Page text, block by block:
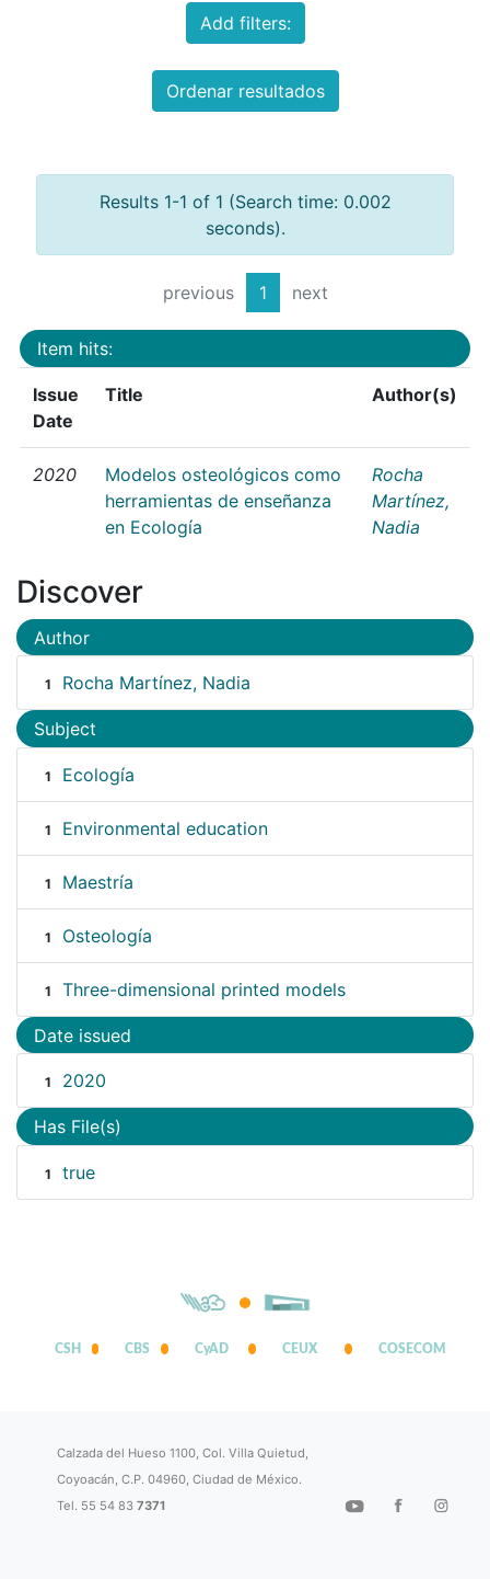
Add filters:
Ordenar resultados
Results 1-1 of 1 (Search time: 0.002
seconds).
previous 1 next
Item hits:
Issue
Date
Title Author(s)
2020
Modelos osteológicos como
herramientas de enseñanza
en Ecología
Rocha
Martínez,
Nadia
Discover
Author
1 Rocha Martínez, Nadia
Subject
1 Ecología
1 Environmental education
1 Maestría
1 Osteología
1 Three-dimensional printed models
Date issued
1 2020
Has File(s)
1 true
CSH CBS CyAD CEUX COSECOM
Calzada del Hueso 1100, Col. Villa Quietud,
Coyoacán, C.P. 04960, Ciudad de México.
Tel. 55 54 837371